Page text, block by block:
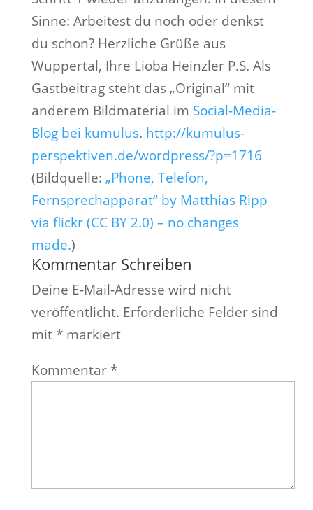
Sinne: Arbeitest du noch oder denkst
du schon? Herzliche Grüße aus
Wuppertal, Ihre Lioba Heinzler P.S. Als
Gastbeitrag steht das „Original“ mit
anderem Bildmaterial im Social-Media-
Blog bei kumulus. http://kumulus-
perspektiven.de/wordpress/?p=1716
(Bildquelle: „Phone, Telefon,
Fernsprechapparat“ by Matthias Ripp
via flickr (CC BY 2.0) – no changes
made.)
Kommentar Schreiben
Deine E-Mail-Adresse wird nicht
veröffentlicht. Erforderliche Felder sind
mit *markiert
Kommentar *